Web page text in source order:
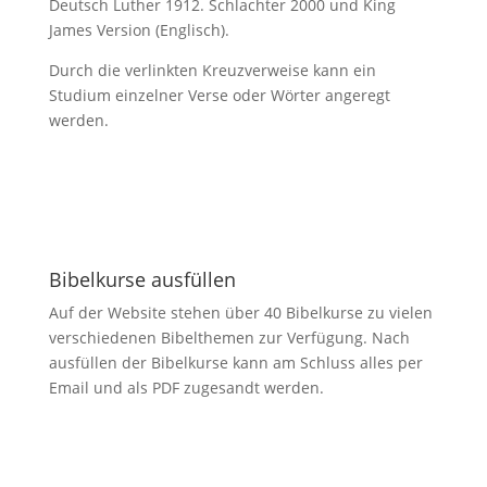
Deutsch Luther 1912. Schlachter 2000 und King
James Version (Englisch).
Durch die verlinkten Kreuzverweise kann ein
Studium einzelner Verse oder Wörter angeregt
werden.
Bibelkurse ausfüllen
Auf der Website stehen über 40 Bibelkurse zu vielen
verschiedenen Bibelthemen zur Verfügung. Nach
ausfüllen der Bibelkurse kann am Schluss alles per
Email und als PDF zugesandt werden.